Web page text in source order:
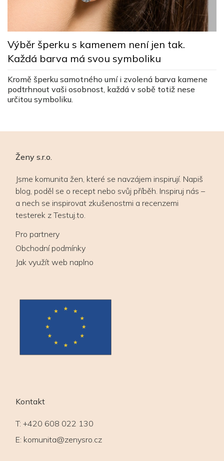
Výběr šperku s kamenem není jen tak.
Každá barva má svou symboliku
Kromě šperku samotného umí i zvolená barva kamene
podtrhnout vaši osobnost, každá v sobě totiž nese
určitou symboliku.
Ženy s.r.o.
Jsme komunita žen, které se navzájem inspirují. Napiš
blog, poděl se o recept nebo svůj příběh. Inspiruj nás –
a nech se inspirovat zkušenostmi a recenzemi
testerek z Testuj.to.
Pro partnery
Obchodní podmínky
Jak využít web naplno
Kontakt
T: +420 608 022 130
E: komunita@zenysro.cz